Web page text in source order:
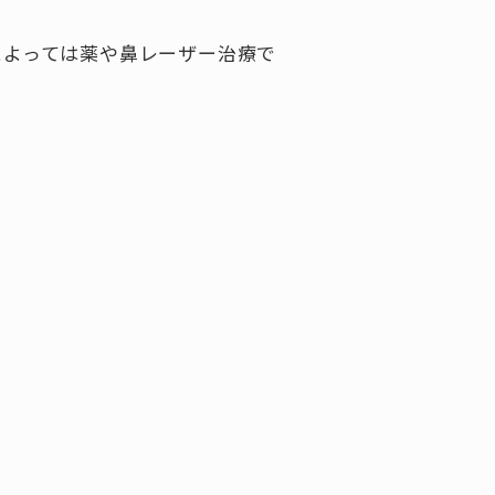
っては薬や鼻レーザー治療で